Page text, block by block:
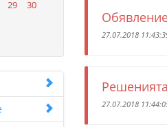
29
30
27.07.2018
27.07.2018